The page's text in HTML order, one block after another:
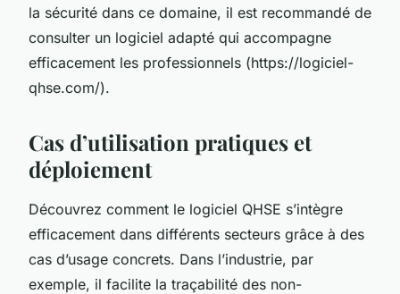
la sécurité dans ce domaine, il est recommandé de
consulter un logiciel adapté qui accompagne
efficacement les professionnels (https://logiciel-
qhse.com/).
Cas d’utilisation pratiques et
déploiement
Découvrez comment le logiciel QHSE s’intègre
efficacement dans différents secteurs grâce à des
cas d’usage concrets. Dans l’industrie, par
exemple, il facilite la traçabilité des non-